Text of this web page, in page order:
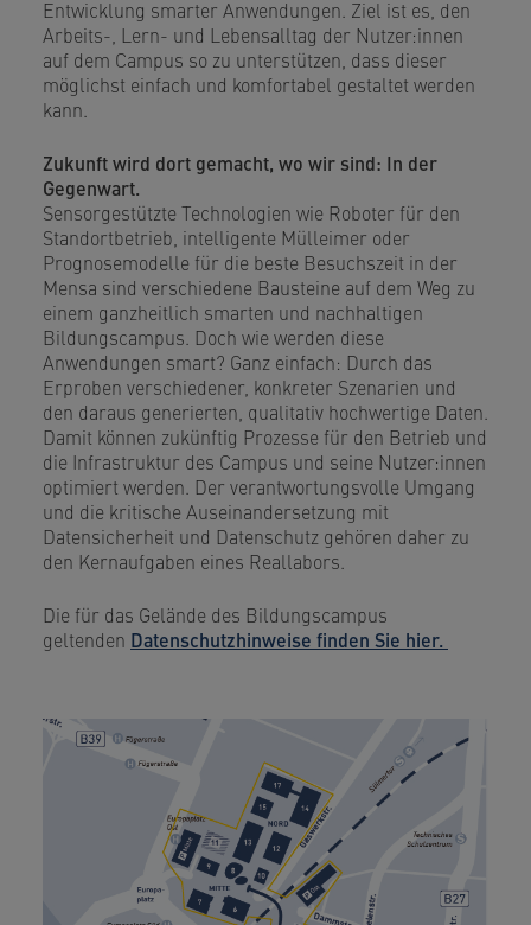
Entwicklung smarter Anwendungen. Ziel ist es, den
Arbeits-, Lern- und Lebensalltag der Nutzer:innen
auf dem Campus so zu unterstützen, dass dieser
möglichst einfach und komfortabel gestaltet werden
kann.
Zukunft wird dort gemacht, wo wir sind: In der
Gegenwart.
Sensorgestützte Technologien wie Roboter für den
Standortbetrieb, intelligente Mülleimer oder
Prognosemodelle für die beste Besuchszeit in der
Mensa sind verschiedene Bausteine auf dem Weg zu
einem ganzheitlich smarten und nachhaltigen
Bildungscampus. Doch wie werden diese
Anwendungen smart? Ganz einfach: Durch das
Erproben verschiedener, konkreter Szenarien und
den daraus generierten, qualitativ hochwertige Daten.
Damit können zukünftig Prozesse für den Betrieb und
die Infrastruktur des Campus und seine Nutzer:innen
optimiert werden. Der verantwortungsvolle Umgang
und die kritische Auseinandersetzung mit
Datensicherheit und Datenschutz gehören daher zu
den Kernaufgaben eines Reallabors.
Die für das Gelände des Bildungscampus
geltenden Datenschutzhinweise finden Sie hier.